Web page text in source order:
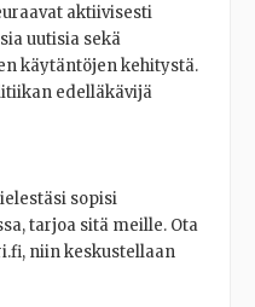
aktiivisesti
uutisia sekä
käytäntöjen kehitystä.
edelläkävijä
sopisi
tarjoa sitä meille. Ota
niin keskustellaan